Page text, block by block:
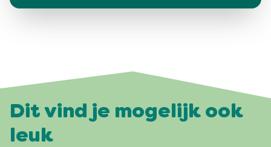
Dit vind je mogelijk ook
leuk